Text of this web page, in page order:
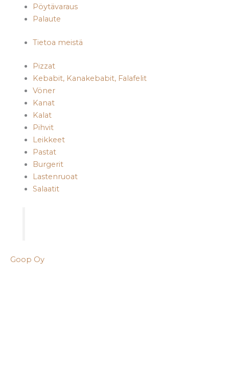
Pöytävaraus
Palaute
Tietoa meistä
Pizzat
Kebabit, Kanakebabit, Falafelit
Vöner
Kanat
Kalat
Pihvit
Leikkeet
Pastat
Burgerit
Lastenruoat
Salaatit
Goop Oy